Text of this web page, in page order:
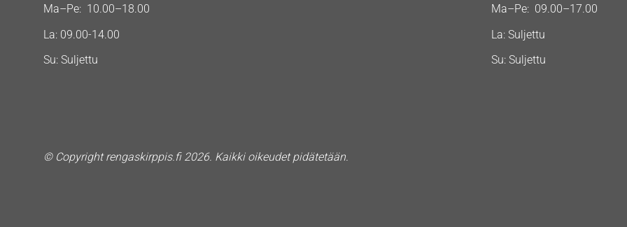
Ma–Pe: 10.00–18.00
La: 09.00-14.00
Su: Suljettu
Ma–Pe: 09.00–17.00
La: Suljettu
Su: Suljettu
© Copyright rengaskirppis.fi 2026. Kaikki oikeudet pidätetään.